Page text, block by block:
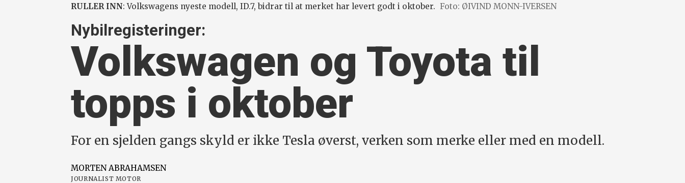
RULLER INN: Volkswagens nyeste modell, ID.7, bidrar til at merket har levert godt i oktober. Foto: ØIVIND MONN-IVERSEN
Nybilregisteringer:
Volkswagen og Toyota til
topps i oktober
For en sjelden gangs skyld er ikke Tesla øverst, verken som merke eller med en modell.
MORTEN ABRAHAMSEN
JOURNALIST MOTOR